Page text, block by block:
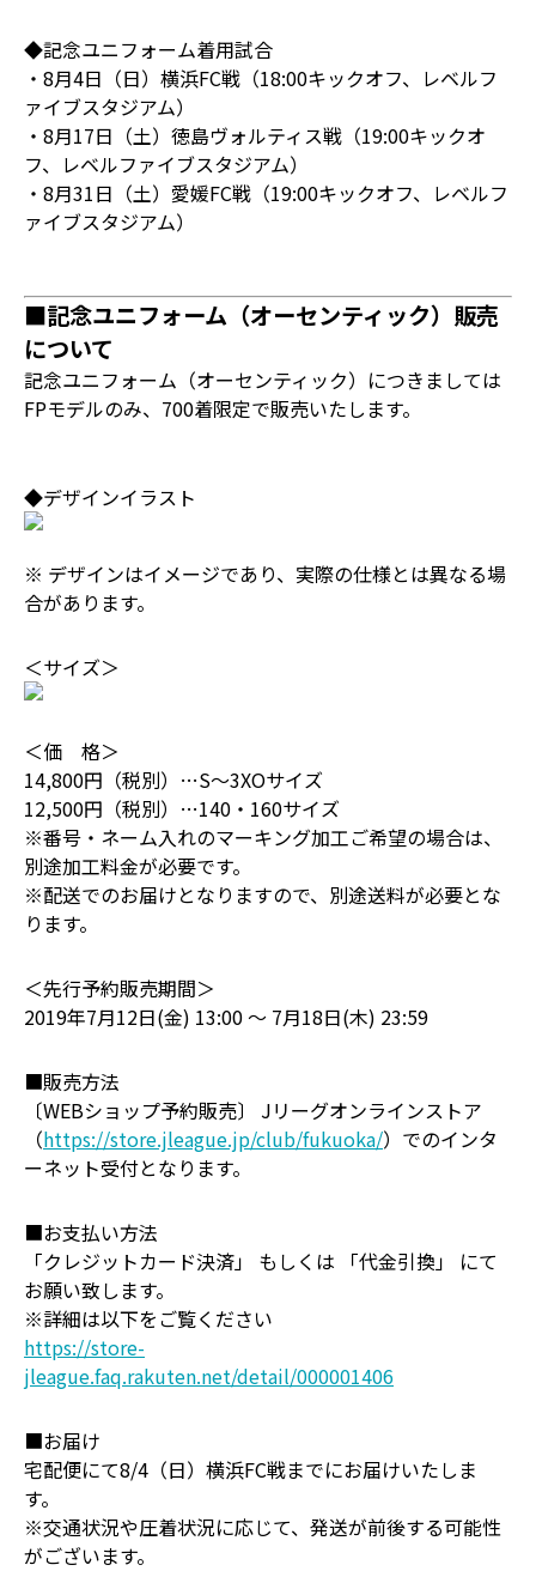
◆記念ユニフォーム着用試合
・8月4日（日）横浜FC戦（18:00キックオフ、レベルフ
ァイブスタジアム）
・8月17日（土）徳島ヴォルティス戦（19:00キックオ
フ、レベルファイブスタジアム）
・8月31日（土）愛媛FC戦（19:00キックオフ、レベルフ
ァイブスタジアム）
■記念ユニフォーム（オーセンティック）販売
について
記念ユニフォーム（オーセンティック）につきましては
FPモデルのみ、 700着限定で販売いたします。
◆デザインイラスト
※ デザインはイメージであり、実際の仕様とは異なる場
合があります。
＜サイズ＞
＜価 格＞
14,800円（税別）…S～3XOサイズ
12,500円（税別）…140・160サイズ
※番号・ネーム入れのマーキング加工ご希望の場合は、
別途加工料金が必要です。
※配送でのお届けとなりますので、別途送料が必要とな
ります。
＜先行予約販売期間＞
2019年7月12日(金) 13:00 ～ 7月18日(木) 23:59
■販売方法
〔WEBショップ予約販売〕 Jリーグオンラインストア
（https://store.jleague.jp/club/fukuoka/）でのインタ
ーネット受付となります。
■お支払い方法
「クレジットカード決済」 もしくは 「代金引換」 にて
お願い致します。
※詳細は以下をご覧ください
https://store-
jleague.faq.rakuten.net/detail/000001406
■お届け
宅配便にて8/4（日）横浜FC戦までにお届けいたしま
す。
※交通状況や圧着状況に応じて、発送が前後する可能性
がございます。